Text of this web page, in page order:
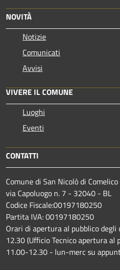
NOVITÀ
Notizie
Comunicati
Avvisi
VIVERE IL COMUNE
Luoghi
Eventi
CONTATTI
Comune di San Nicolò di Comelico
via Capoluogo n. 7 - 32040 - BL
Codice Fiscale:00197180250
Partita IVA: 00197180250
Orari di apertura al pubblico
12.30 (Ufficio Tecnico apertura al
11.00-12.30 - lun-merc su